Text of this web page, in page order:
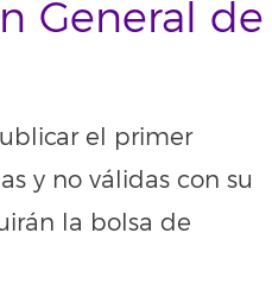
General de
el primer
y no válidas con su
la bolsa de